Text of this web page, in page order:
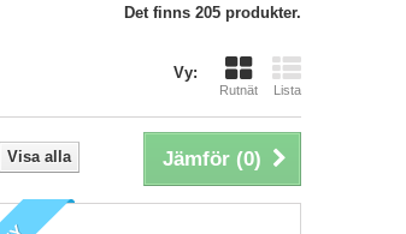
Det finns 205 produkter.
Vy:
Rutnät Lista
Jämför (0)
Visa alla